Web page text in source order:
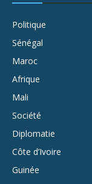
Politique
Sénégal
Maroc
Afrique
Mali
Société
Diplomatie
Côte d’Ivoire
Guinée